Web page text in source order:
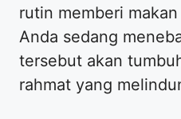
rutin memberi
Anda sedang
tersebut akan
rahmat yang